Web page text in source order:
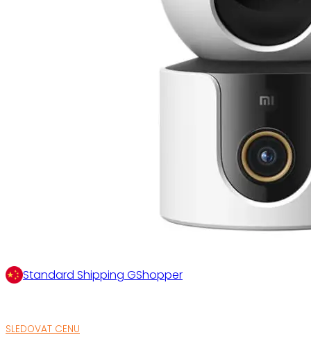
Standard Shipping GShopper
SLEDOVAT CENU